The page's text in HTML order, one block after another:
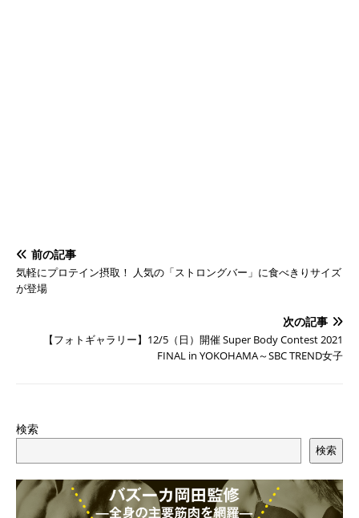
前の記事
気軽にプロテイン摂取！ 人気の「ストロングバー」に食べきりサイズ
が登場
次の記事
【フォトギャラリー】12/5（日）開催 Super Body Contest 2021
FINAL in YOKOHAMA～SBC TREND女子
検索
検索